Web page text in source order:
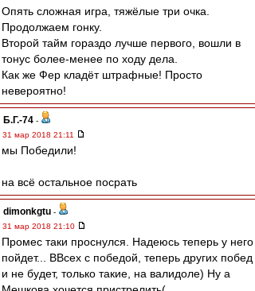
Опять сложная игра, тяжёлые три очка.
Продолжаем гонку.
Второй тайм гораздо лучше первого, вошли в
тонус более-менее по ходу дела.
Как же Фер кладёт штрафные! Просто
невероятно!
Б.Г.-74 -
31 мар 2018 21:11
мы Победили!
на всё остальное посрать
dimonkgtu -
31 мар 2018 21:10
Промес таки проснулся. Надеюсь теперь у него
пойдет... ВВсех с победой, теперь других побед
и не будет, только такие, на валидоле) Ну а